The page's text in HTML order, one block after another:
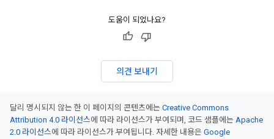
도움이 되었나요?
의견 보내기
달리 명시되지 않는 한 이 페이지의 콘텐츠에는 Creative Commons
Attribution 4.0 라이선스에 따라 라이선스가 부여되며, 코드 샘플에는 Apache
2.0 라이선스에 따라 라이선스가 부여됩니다. 자세한 내용은 Google